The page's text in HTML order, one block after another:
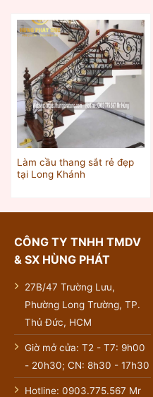
Làm cầu thang sắt rẻ đẹp
tại Long Khánh
CÔNG TY TNHH TMDV
& SX HÙNG PHÁT
27B/47 Trường Lưu,
Phường Long Trường, TP.
Thủ Đức, HCM
Giờ mở cửa: T2 - T7: 9h00
- 20h30; CN: 8h30 - 17h30
Hotline: 0903.775.567 Mr